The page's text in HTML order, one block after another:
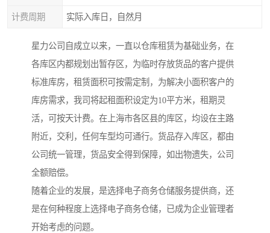
计费周期 实际入库日，自然月
星力公司自成立以来，一直以仓库租赁为基础业务，在
各库区内都规划出暂存区，为临时存放货品的客户提供
标准库房，租赁面积可按需定制，为解决小面积客户的
库房需求，我司将起租面积设定为10平方米，租期灵
活，可按天计费。在上海市各区县的库区，均设在主路
附近，交利，任何车型均可通行。货品存入库区，都由
公司统一管理，货品安全得到保障，如出物遗失，公司
全额赔偿。
随着企业的发展，是选择电子商务仓储服务提供商，还
是在何种程度上选择电子商务仓储，已成为企业管理者
开始考虑的问题。